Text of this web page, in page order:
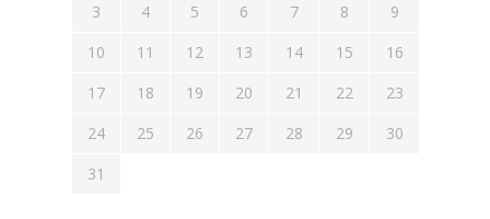
3
4 5 6 7 8
9
10
11 12 13 14 15
16
17
18 19 20 21 22
23
24
25 26 27 28 29
30
31